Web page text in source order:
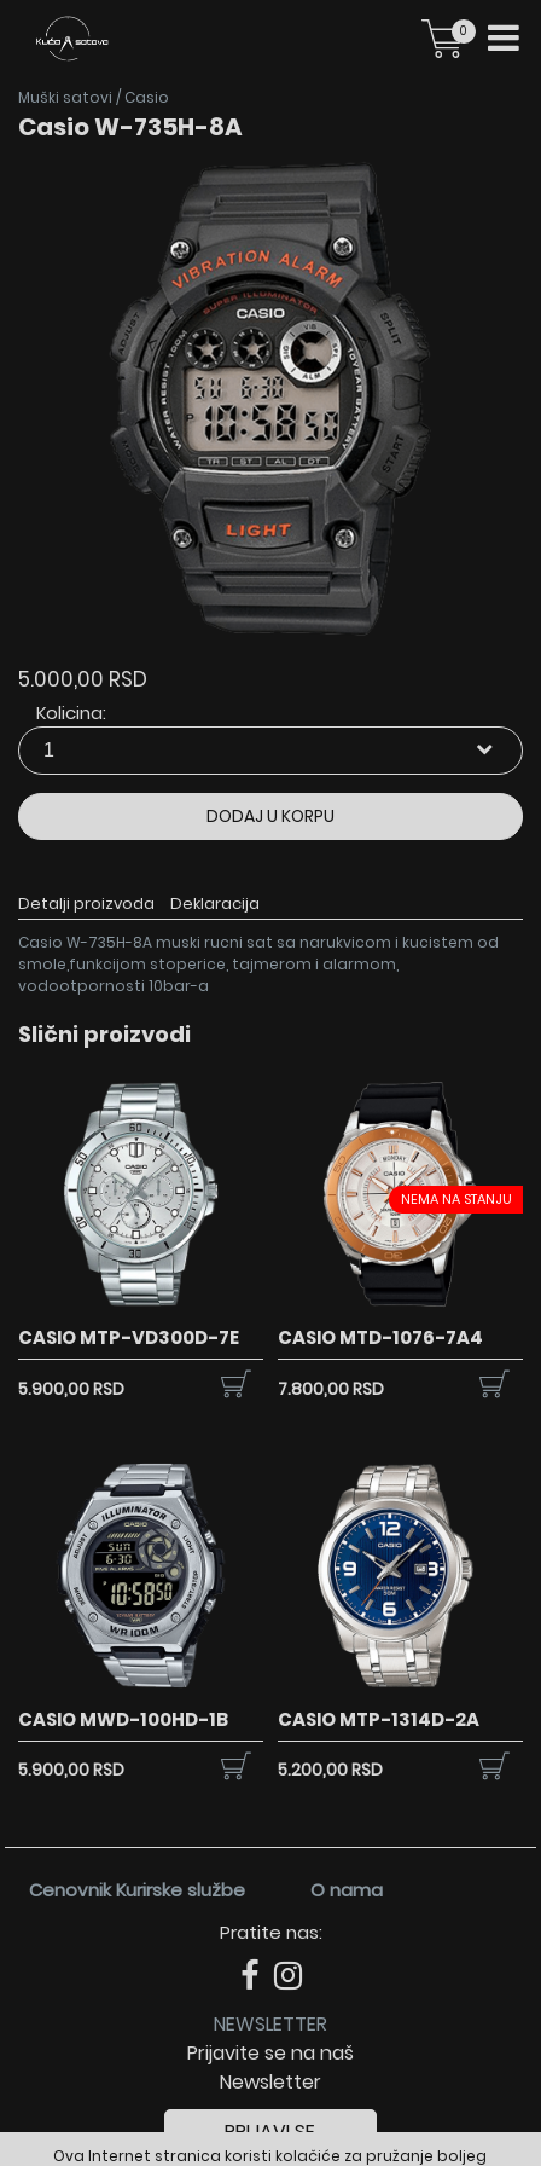
Ova Internet stranica koristi kolačiće za pružanje boljeg
0
Muški satovi / Casio
Casio W-735H-8A
5.000,00 RSD
Kolicina:
DODAJ U KORPU
Detalji proizvoda Deklaracija
Casio W-735H-8A muski rucni sat sa narukvicom i kucistem od
smole,funkcijom stoperice, tajmerom i alarmom,
vodootpornosti 10bar-a
Slični proizvodi
CASIO MTP-VD300D-7E
5.900,00 RSD
NEMA NA STANJU
CASIO MTD-1076-7A4
7.800,00 RSD
CASIO MWD-100HD-1B
5.900,00 RSD
CASIO MTP-1314D-2A
5.200,00 RSD
Cenovnik Kurirske službe
O nama
Pratite nas:
NEWSLETTER
Prijavite se na naš
Newsletter
PRIJAVI SE